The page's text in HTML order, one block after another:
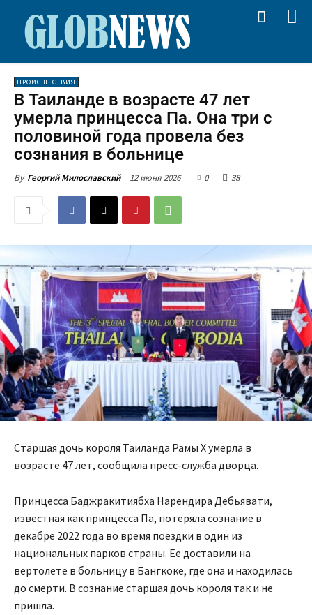
ПРОИСШЕСТВИЯ
В Таиланде в возрасте 47 лет
умерла принцесса Па. Она три с
половиной года провела без
сознания в больнице
By Георгий Милославский 12 июня 2026 0 38
Старшая дочь короля Таиланда Рамы X умерла в
возрасте 47 лет, сообщила пресс-служба дворца.
Принцесса Баджракитиябха Нарендира Дебьявати,
известная как принцесса Па, потеряла сознание в
декабре 2022 года во время поездки в один из
национальных парков страны. Ее доставили на
вертолете в больницу в Бангкоке, где она и находилась
до смерти. В сознание старшая дочь короля так и не
пришла.